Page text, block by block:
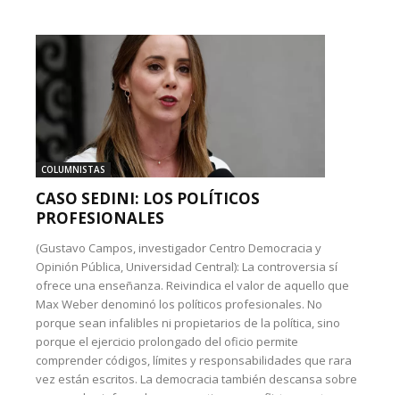
COLUMNISTAS
CASO SEDINI: LOS POLÍTICOS
PROFESIONALES
(Gustavo Campos, investigador Centro Democracia y
Opinión Pública, Universidad Central): La controversia sí
ofrece una enseñanza. Reivindica el valor de aquello que
Max Weber denominó los políticos profesionales. No
porque sean infalibles ni propietarios de la política, sino
porque el ejercicio prolongado del oficio permite
comprender códigos, límites y responsabilidades que rara
vez están escritos. La democracia también descansa sobre